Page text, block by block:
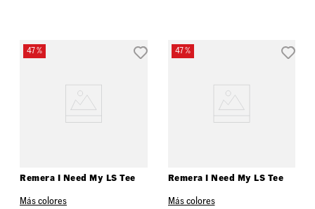
47 %
Remera I Need My LS Tee
Más colores
47 %
Remera I Need My LS Tee
Más colores